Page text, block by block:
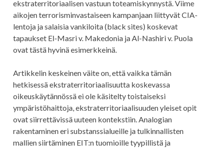
ekstraterritoriaalisen vastuun toteamiskynnystä. Viime
aikojen terrorisminvastaiseen kampanjaan liittyvät CIA-
lentoja ja salaisia vankiloita (black sites) koskevat
tapaukset El-Masri v. Makedonia ja Al-Nashiri v. Puola
ovat tästä hyvinä esimerkkeinä.
Artikkelin keskeinen väite on, että vaikka tämän
hetkisessä ekstraterritoriaalisuutta koskevassa
oikeuskäytännössä ei ole käsitelty toistaiseksi
ympäristöhaittoja, ekstraterritoriaalisuuden yleiset opit
ovat siirrettävissä uuteen kontekstiin. Analogian
rakentaminen eri substanssialueille ja tulkinnallisten
mallien siirtäminen EIT:n tuomioille tyypillistä ja